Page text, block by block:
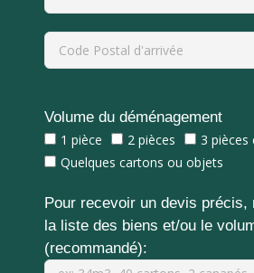
Volume du déménagement
1 pièce
2 pièces
3 pièces
Quelques cartons ou objets
Pour recevoir un devis précis,
la liste des biens et/ou le
(recommandé):